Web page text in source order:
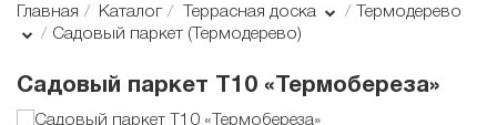
Главная Каталог Террасная доска
Термодерево
Садовый паркет (Термодерево)
Садовый паркет Т10 «Термобереза»